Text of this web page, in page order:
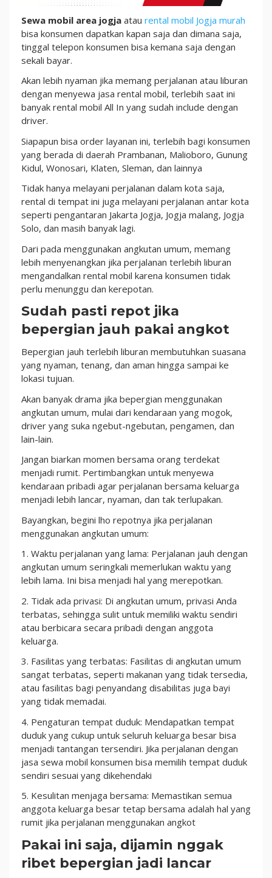
Sewa mobil area jogja atau rental mobil Jogja murah
bisa konsumen dapatkan kapan saja dan dimana saja,
tinggal telepon konsumen bisa kemana saja dengan
sekali bayar.
Akan lebih nyaman jika memang perjalanan atau liburan
dengan menyewa jasa rental mobil, terlebih saat ini
banyak rental mobil All In yang sudah include dengan
driver.
Siapapun bisa order layanan ini, terlebih bagi konsumen
yang berada di daerah Prambanan, Malioboro, Gunung
Kidul, Wonosari, Klaten, Sleman, dan lainnya
Tidak hanya melayani perjalanan dalam kota saja,
rental di tempat ini juga melayani perjalanan antar kota
seperti pengantaran Jakarta Jogja, Jogja malang, Jogja
Solo, dan masih banyak lagi.
Dari pada menggunakan angkutan umum, memang
lebih menyenangkan jika perjalanan terlebih liburan
mengandalkan rental mobil karena konsumen tidak
perlu menunggu dan kerepotan.
Sudah pasti repot jika
bepergian jauh pakai angkot
Bepergian jauh terlebih liburan membutuhkan suasana
yang nyaman, tenang, dan aman hingga sampai ke
lokasi tujuan.
Akan banyak drama jika bepergian menggunakan
angkutan umum, mulai dari kendaraan yang mogok,
driver yang suka ngebut-ngebutan, pengamen, dan
lain-lain.
Jangan biarkan momen bersama orang terdekat
menjadi rumit. Pertimbangkan untuk menyewa
kendaraan pribadi agar perjalanan bersama keluarga
menjadi lebih lancar, nyaman, dan tak terlupakan.
Bayangkan, begini lho repotnya jika perjalanan
menggunakan angkutan umum:
1. Waktu perjalanan yang lama: Perjalanan jauh dengan
angkutan umum seringkali memerlukan waktu yang
lebih lama. Ini bisa menjadi hal yang merepotkan.
2. Tidak ada privasi: Di angkutan umum, privasi Anda
terbatas, sehingga sulit untuk memiliki waktu sendiri
atau berbicara secara pribadi dengan anggota
keluarga.
3. Fasilitas yang terbatas: Fasilitas di angkutan umum
sangat terbatas, seperti makanan yang tidak tersedia,
atau fasilitas bagi penyandang disabilitas juga bayi
yang tidak memadai.
4. Pengaturan tempat duduk: Mendapatkan tempat
duduk yang cukup untuk seluruh keluarga besar bisa
menjadi tantangan tersendiri. Jika perjalanan dengan
jasa sewa mobil konsumen bisa memilih tempat duduk
sendiri sesuai yang dikehendaki
5. Kesulitan menjaga bersama: Memastikan semua
anggota keluarga besar tetap bersama adalah hal yang
rumit jika perjalanan menggunakan angkot
Pakai ini saja, dijamin nggak
ribet bepergian jadi lancar